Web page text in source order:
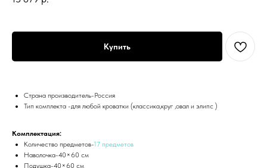
Купить
Страна производитель-Россия
Тип комплекта -для любой кроватки (классика,круг ,овал и элипс )
Комплектация:
Количество предметов-17 предметов
Наволочка-40×60 см
Подушка-40×60 см